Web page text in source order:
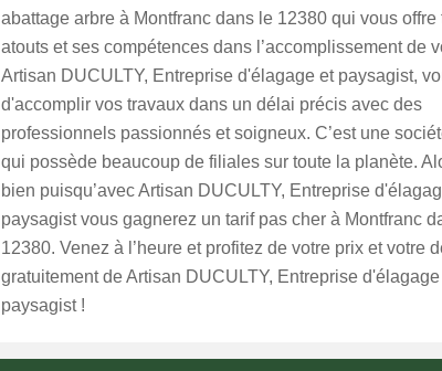
abattage arbre à Montfranc dans le 12380 qui vous offre
atouts et ses compétences dans l’accomplissement de
Artisan DUCULTY, Entreprise d'élagage et paysagist,
d'accomplir vos travaux dans un délai précis avec des
professionnels passionnés et soigneux. C’est une
qui possède beaucoup de filiales sur toute la planète.
bien puisqu’avec Artisan DUCULTY, Entreprise
paysagist vous gagnerez un tarif pas cher à Montfranc
12380. Venez à l’heure et profitez de votre prix et votre
gratuitement de Artisan DUCULTY, Entreprise d'élagage
paysagist !